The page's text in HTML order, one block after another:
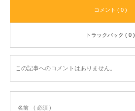
コメント ( 0 )
トラックバック ( 0 )
この記事へのコメントはありません。
名前 ( 必須 )